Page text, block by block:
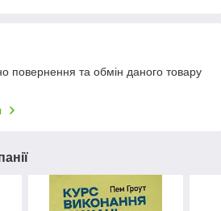
повернення та обмін даного товару